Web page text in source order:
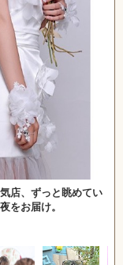
店、ずっと眺めてい
をお届け。